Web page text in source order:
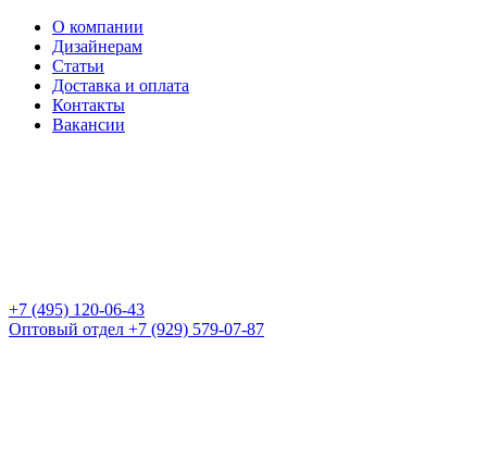
О компании
Дизайнерам
Статьи
Доставка и оплата
Контакты
Вакансии
+7 (495) 120-06-43
Оптовый отдел +7 (929) 579-07-87